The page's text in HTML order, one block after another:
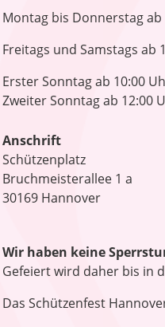
Montag bis Donnerstag ab
Freitags und Samstags ab
Erster Sonntag ab 10:00
Zweiter Sonntag ab 12:00
Anschrift
Schützenplatz
Bruchmeisterallee 1 a
30169 Hannover
Wir haben keine
Gefeiert wird daher bis in
Das Schützenfest